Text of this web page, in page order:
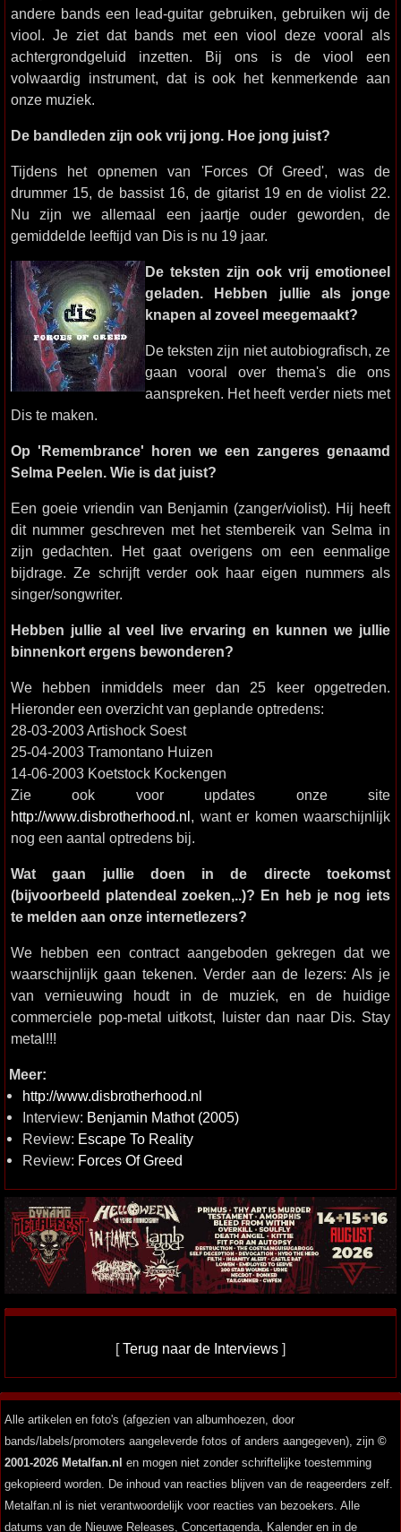
andere bands een lead-guitar gebruiken, gebruiken wij de
viool. Je ziet dat bands met een viool deze vooral als
achtergrondgeluid inzetten. Bij ons is de viool een
volwaardig instrument, dat is ook het kenmerkende aan
onze muziek.
De bandleden zijn ook vrij jong. Hoe jong juist?
Tijdens het opnemen van 'Forces Of Greed', was de
drummer 15, de bassist 16, de gitarist 19 en de violist 22.
Nu zijn we allemaal een jaartje ouder geworden, de
gemiddelde leeftijd van Dis is nu 19 jaar.
De teksten zijn ook vrij emotioneel
geladen. Hebben jullie als jonge
knapen al zoveel meegemaakt?
De teksten zijn niet autobiografisch, ze
gaan vooral over thema's die ons
aanspreken. Het heeft verder niets met
Dis te maken.
Op 'Remembrance' horen we een zangeres genaamd
Selma Peelen. Wie is dat juist?
Een goeie vriendin van Benjamin (zanger/violist). Hij heeft
dit nummer geschreven met het stembereik van Selma in
zijn gedachten. Het gaat overigens om een eenmalige
bijdrage. Ze schrijft verder ook haar eigen nummers als
singer/songwriter.
Hebben jullie al veel live ervaring en kunnen we jullie
binnenkort ergens bewonderen?
We hebben inmiddels meer dan 25 keer opgetreden.
Hieronder een overzicht van geplande optredens:
28-03-2003 Artishock Soest
25-04-2003 Tramontano Huizen
14-06-2003 Koetstock Kockengen
Zie ook voor updates onze site
http://www.disbrotherhood.nl, want er komen waarschijnlijk
nog een aantal optredens bij.
Wat gaan jullie doen in de directe toekomst
(bijvoorbeeld platendeal zoeken,..)? En heb je nog iets
te melden aan onze internetlezers?
We hebben een contract aangeboden gekregen dat we
waarschijnlijk gaan tekenen. Verder aan de lezers: Als je
van vernieuwing houdt in de muziek, en de huidige
commerciele pop-metal uitkotst, luister dan naar Dis. Stay
metal!!!
Meer:
http://www.disbrotherhood.nl
Interview: Benjamin Mathot (2005)
Review: Escape To Reality
Review: Forces Of Greed
[Terug naar de Interviews ]
Alle artikelen en foto's (afgezien van albumhoezen, door
bands/labels/promoters aangeleverde fotos of anders aangegeven), zijn ©
2001-2026 Metalfan.nl en mogen niet zonder schriftelijke toestemming
gekopieerd worden. De inhoud van reacties blijven van de reageerders zelf.
Metalfan.nl is niet verantwoordelijk voor reacties van bezoekers. Alle
datums van de Nieuwe Releases, Concertagenda, Kalender en in de